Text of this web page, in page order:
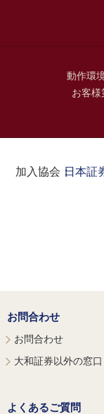
動作環
お客
加入協会：日本証
お問合わせ
お問合わせ
大和証券以外の窓口
よくあるご質問